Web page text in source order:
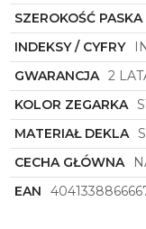
SZEROKOŚĆ PASKA
INDEKSY / CYFRY
GWARANCJA 2
KOLOR ZEGARKA
MATERIAŁ DEKLA
CECHA GŁÓWNA
EAN